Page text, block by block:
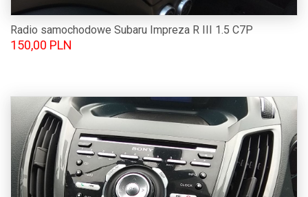
Radio samochodowe Subaru Impreza R III 1.5 C7P
150,00 PLN